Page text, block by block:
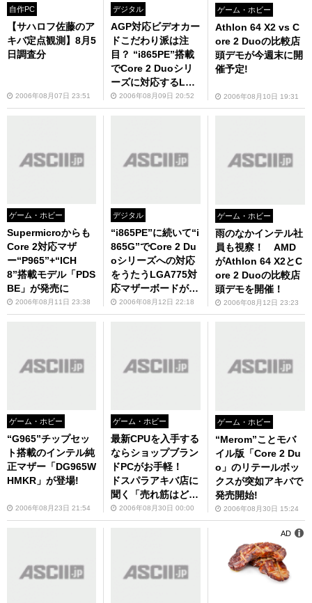
自作PC
【サハロフ佐藤のア
キバ定点観測】8月5
日調査分
2006年08月07日 23:51
デジタル
AGP対応ビデオカー
ドこだわり派は注
目？ “i865PE”搭載
でCore 2 Duoシリ
ーズに対応するLGA
775対応マザーボー
ド「ConRoe865P
2006年08月09日 20:52
ゲーム・ホビー
Athlon 64 X2 vs C
ore 2 Duoの比較店
頭デモが今週末に開
催予定!
2006年08月10日 19:31
ゲーム・ホビー
Supermicroからも
Core 2対応マザ
ー“P965”+“ICH
8”搭載モデル「PDS
BE」が発売に
2006年08月11日 23:38
デジタル
“i865PE”に続いて“i
865G”でCore 2 Du
oシリーズへの対応
をうたうLGA775対
応マザーボードがA
SRockから！
2006年08月12日 22:18
ゲーム・ホビー
雨のなかインテル社
員も視察！ AMD
がAthlon 64 X2とC
ore 2 Duoの比較店
頭デモを開催！
2006年08月12日 23:23
ゲーム・ホビー
“G965”チップセッ
ト搭載のインテル純
正マザー「DG965W
HMKR」が登場!
2006年08月23日 21:54
ゲーム・ホビー
最新CPUを入手する
ならショップブラン
ドPCがお手軽！
ドスパラアキバ店に
聞く「売れ筋はど
れ？」
2006年08月30日 00:00
ゲーム・ホビー
“Merom”ことモバ
イル版「Core 2 Du
o」のリテールボッ
クスが突如アキバで
発売開始!
2006年08月30日 15:24
AD